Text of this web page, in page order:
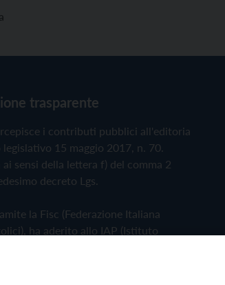
trasparente
i contributi pubblici all'editoria
15 maggio 2017, n. 70.
ai sensi della lettera f) del comma 2
decreto Lgs.
la Fisc (Federazione Italiana
ha aderito allo IAP (Istituto